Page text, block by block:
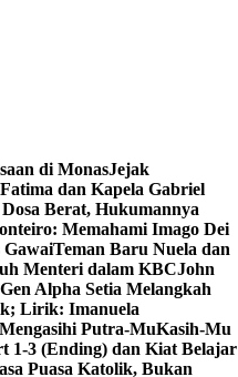
di MonasJejak
dan Kapela Gabriel
Berat, Hukumannya
Memahami Imago Dei
Teman Baru Nuela dan
Menteri dalam KBCJohn
Alpha Setia Melangkah
Lirik: Imanuela
Putra-MuKasih-Mu
1-3 (Ending) dan Kiat Belajar
Puasa Katolik, Bukan